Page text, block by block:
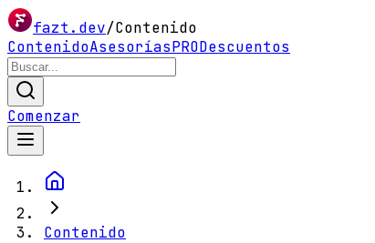
fazt.dev/Contenido
ContenidoAsesoríasPRODescuentos
Comenzar
Contenido